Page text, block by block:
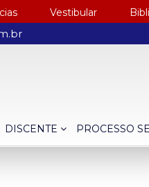
Vestibular
DISCENTE PROCESSO